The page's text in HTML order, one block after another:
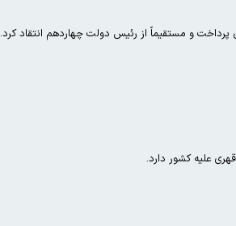
و مستقیماً از رئیس دولت چهاردهم انتقاد کرد.
علیه کشور دارد.